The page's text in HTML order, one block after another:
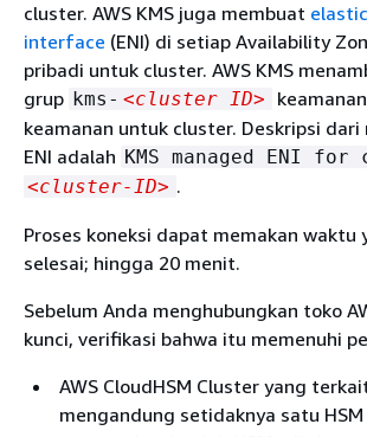
cluster. AWS KMS juga membuat
interface (ENI) di setiap Availability
pribadi untuk cluster. AWS KMS
grup kms- <cluster ID>
keamanan untuk cluster. Deskripsi
ENI adalah KMS managed ENI
<cluster-ID> .
Proses koneksi dapat memakan waktu
selesai; hingga 20 menit.
Sebelum Anda menghubungkan toko
kunci, verifikasi bahwa itu memenuhi
AWS CloudHSM Cluster yang
mengandung setidaknya satu